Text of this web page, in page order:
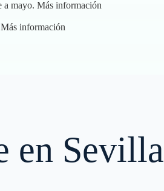
a mayo. Más información
Más información
en Sevilla